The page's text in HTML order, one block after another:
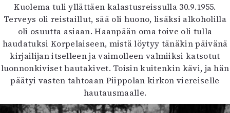
Kuolema tuli yllättäen kalastusreissulla 30.9.1955.
Terveys oli reistaillut, sää oli huono, lisäksi alkoholilla
oli osuutta asiaan. Haanpään oma toive oli tulla
haudatuksi Korpelaiseen, mistä löytyy tänäkin päivänä
kirjailijan itselleen ja vaimolleen valmiiksi katsotut
luonnonkiviset hautakivet. Toisin kuitenkin kävi, ja hän
päätyi vasten tahtoaan Piippolan kirkon viereiselle
hautausmaalle.